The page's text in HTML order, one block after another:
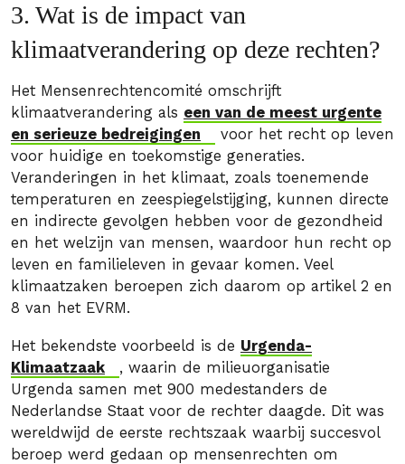
3. Wat is de impact van
klimaatverandering op deze rechten?
Het Mensenrechtencomité omschrijft
klimaatverandering als een van de meest urgente
en serieuze bedreigingen
voor het recht op leven
voor huidige en toekomstige generaties.
Veranderingen in het klimaat, zoals toenemende
temperaturen en zeespiegelstijging, kunnen directe
en indirecte gevolgen hebben voor de gezondheid
en het welzijn van mensen, waardoor hun recht op
leven en familieleven in gevaar komen. Veel
klimaatzaken beroepen zich daarom op artikel 2 en
8 van het EVRM.
Het bekendste voorbeeld is de Urgenda-
Klimaatzaak
, waarin de milieuorganisatie
Urgenda samen met 900 medestanders de
Nederlandse Staat voor de rechter daagde. Dit was
wereldwijd de eerste rechtszaak waarbij succesvol
beroep werd gedaan op mensenrechten om